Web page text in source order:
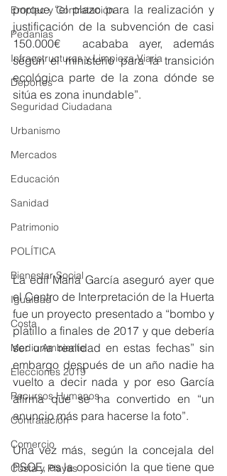
Empleo y Contratación
Pedanías
Infraestructuras y Limpieza Viaria
Deportes
Seguridad Ciudadana
Urbanismo
Mercados
Educación
Sanidad
Patrimonio
POLÍTICA
Bienestar Social
Igualdad
Costa
Medio Ambiente
Elecciones 2019
Recursos Humanos
Contratación
Comercio
Costa y Playas
porque “el plazo para la realización y
justificación de la subvención de casi
150.000€  acababa ayer, además
según el ministerio para la transición
ecológica parte de la zona dónde se
sitúa es zona inundable”.
La edil María García aseguró ayer que
el Centro de Interpretación de la Huerta
fue un proyecto presentado a “bombo y
platillo a finales de 2017 y que debería
ser una realidad en estas fechas” sin
embargo después de un año nadie ha
vuelto a decir nada y por eso García
afirma que se ha convertido en “un
anuncio más para hacerse la foto”.
Una vez más, según la concejala del
PSOE, es la oposición la que tiene que